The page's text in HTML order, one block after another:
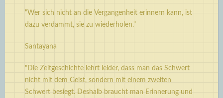
"Wer sich nicht an die Vergangenheit erinnern kann, ist
dazu verdammt, sie zu wiederholen."
Santayana
"Die Zeitgeschichte lehrt leider, dass man das Schwert
nicht mit dem Geist, sondern mit einem zweiten
Schwert besiegt. Deshalb braucht man Erinnerung und